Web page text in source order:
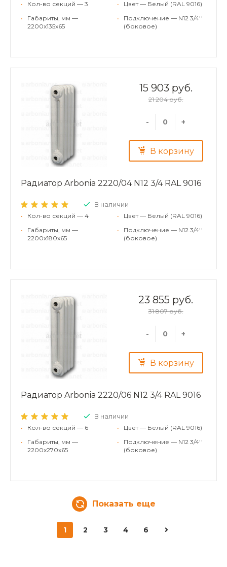
•
Кол-во секций — 3
•
Габариты, мм —
2200x135x65
•
Цвет — Белый (RAL 9016)
•
Подключение — N12 3/4''
(боковое)
15 903 руб.
21 204 руб.
- +
В корзину
Радиатор Arbonia 2220/04 N12 3/4 RAL 9016
В наличии
•
Кол-во секций — 4
•
Габариты, мм —
2200x180x65
•
Цвет — Белый (RAL 9016)
•
Подключение — N12 3/4''
(боковое)
23 855 руб.
31 807 руб.
- +
В корзину
Радиатор Arbonia 2220/06 N12 3/4 RAL 9016
В наличии
•
Кол-во секций — 6
•
Габариты, мм —
2200x270x65
•
Цвет — Белый (RAL 9016)
•
Подключение — N12 3/4''
(боковое)
Показать еще
1 2 3 4 6